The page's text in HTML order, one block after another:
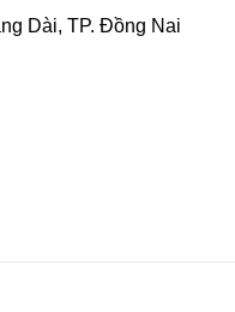
Dài, TP. Đồng Nai